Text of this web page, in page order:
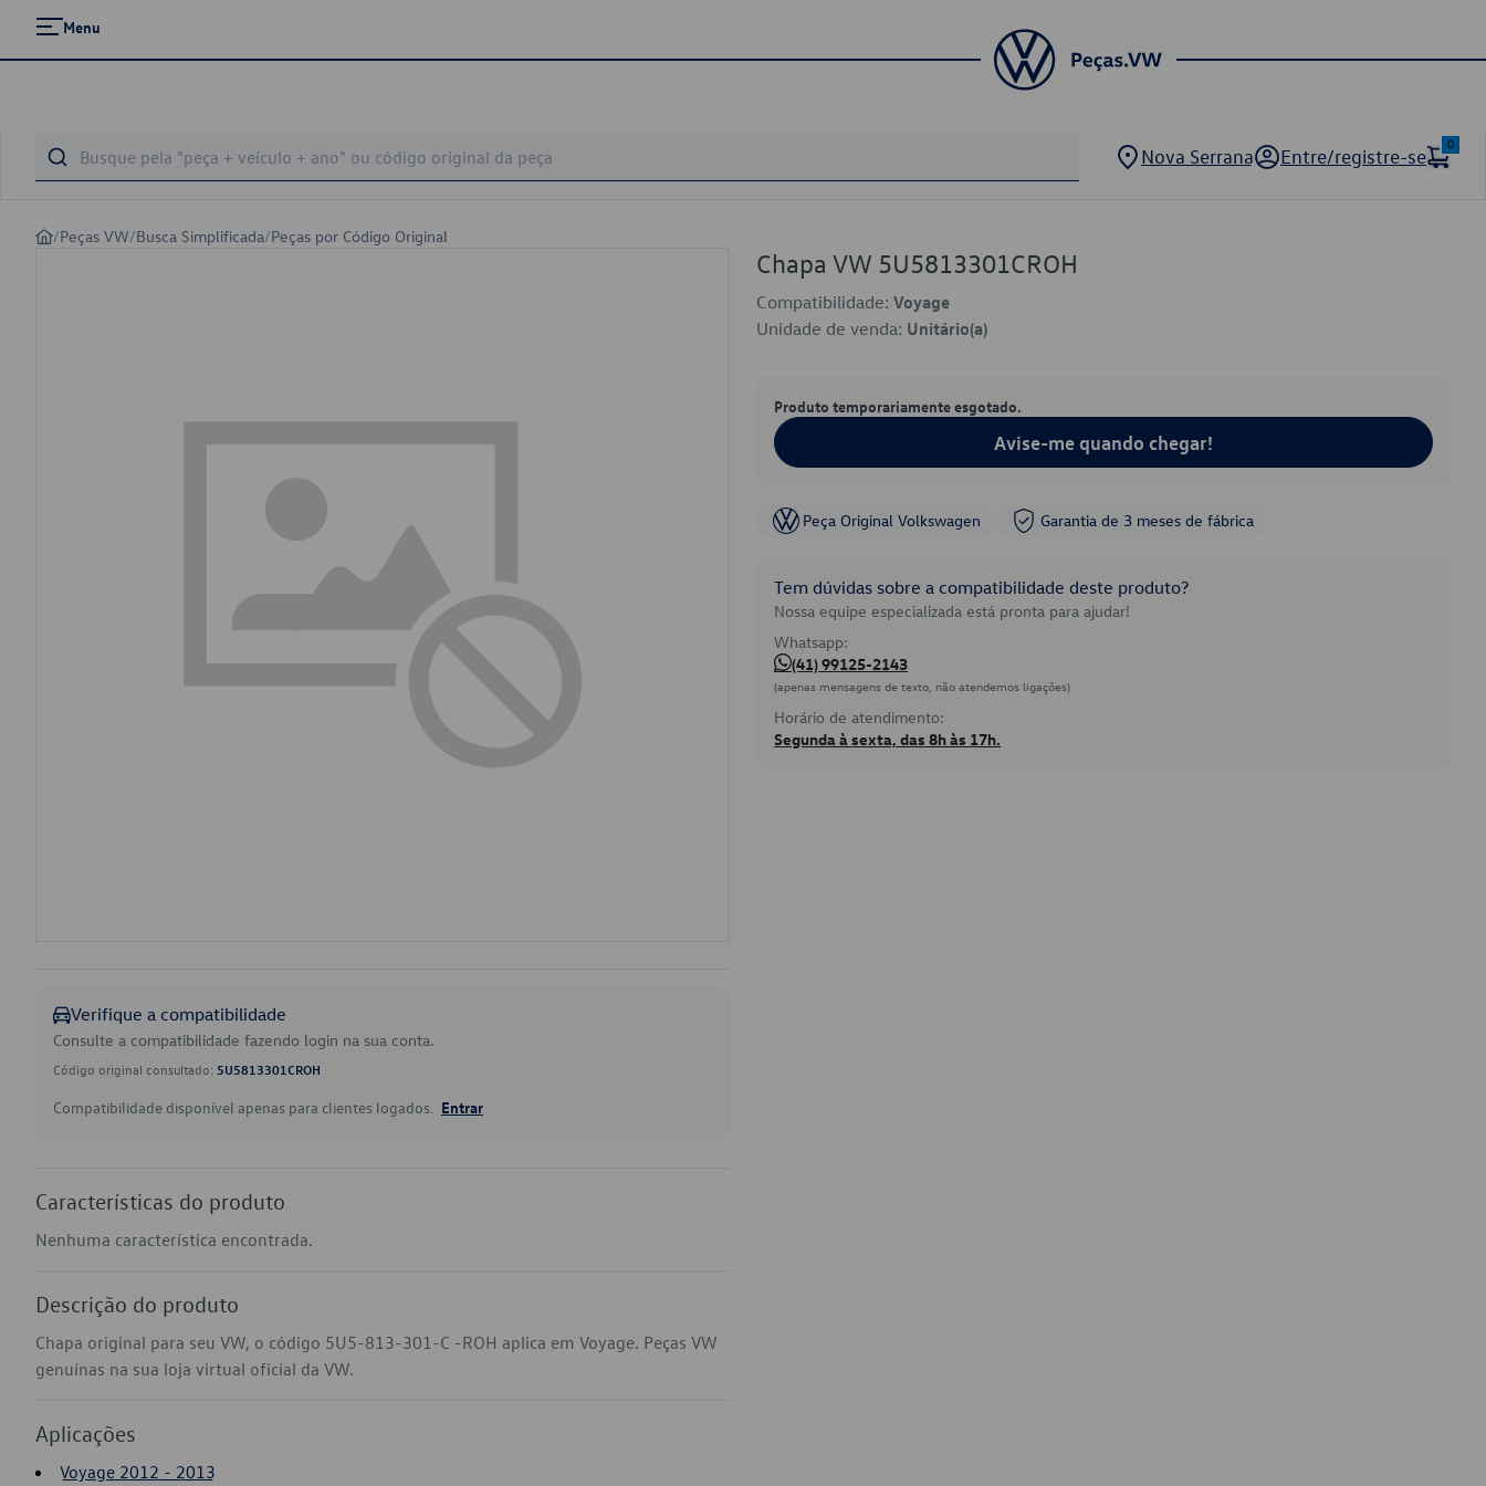
Menu
Nova Serrana Entre/registre-se
0
/Peças VW/Busca Simplificada/Peças por Código Original
Verifique a compatibilidade
Consulte a compatibilidade fazendo login na sua conta.
Código original consultado: 5U5813301CROH
Compatibilidade disponível apenas para clientes logados. Entrar
Características do produto
Nenhuma característica encontrada.
Descrição do produto
Chapa original para seu VW, o código 5U5-813-301-C -ROH aplica em Voyage. Peças VW
genuínas na sua loja virtual oficial da VW.
Aplicações
Voyage 2012 - 2013
Chapa VW 5U5813301CROH
Compatibilidade: Voyage
Unidade de venda: Unitário(a)
Produto temporariamente esgotado.
Avise-me quando chegar!
Peça Original Volkswagen Garantia de 3 meses de fábrica
Tem dúvidas sobre a compatibilidade deste produto?
Nossa equipe especializada está pronta para ajudar!
Whatsapp:
(41) 99125-2143
(apenas mensagens de texto, não atendemos ligações)
Horário de atendimento:
Segunda à sexta, das 8h às 17h.